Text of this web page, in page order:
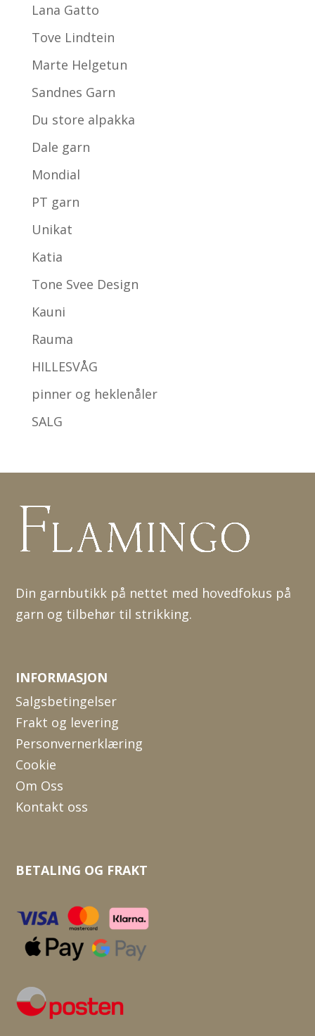
Lana Gatto
Tove Lindtein
Marte Helgetun
Sandnes Garn
Du store alpakka
Dale garn
Mondial
PT garn
Unikat
Katia
Tone Svee Design
Kauni
Rauma
HILLESVÅG
pinner og heklenåler
SALG
Din garnbutikk på nettet med hovedfokus på
garn og tilbehør til strikking.
INFORMASJON
Salgsbetingelser
Frakt og levering
Personvernerklæring
Cookie
Om Oss
Kontakt oss
BETALING OG FRAKT